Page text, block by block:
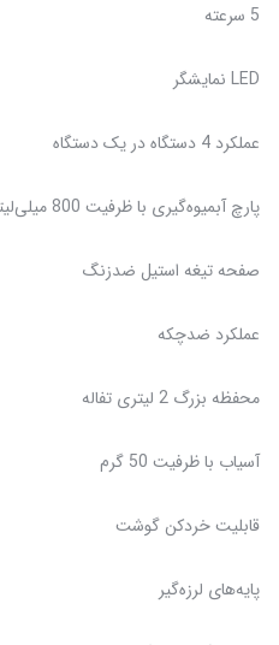
5 سرعته
LED نمایشگر
عملکرد 4 دستگاه در یک دستگاه
پارچ آبمیوه‌گیری با ظرفیت 800 میلی‌لیتر
صفحه تیغه استیل ضدزنگ
عملکرد ضدچکه
محفظه بزرگ 2 لیتری تفاله
آسیاب با ظرفیت 50 گرم
قابلیت خردکن گوشت
پایه‌های لرزه‌گیر